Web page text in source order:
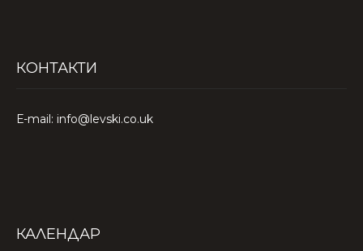
КОНТАКТИ
Е-mail: info@levski.co.uk
КАЛЕНДАР